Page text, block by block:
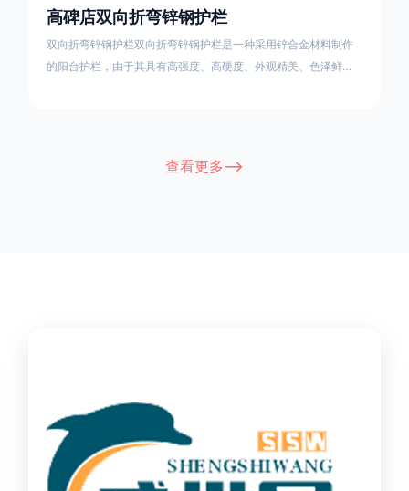
高碑店双向折弯锌钢护栏
双向折弯锌钢护栏双向折弯锌钢护栏是一种采用锌合金材料制作
的阳台护栏，由于其具有高强度、高硬度、外观精美、色泽鲜艳
或者咨询厂家客服以获取更准确的信息。
查看更多-->